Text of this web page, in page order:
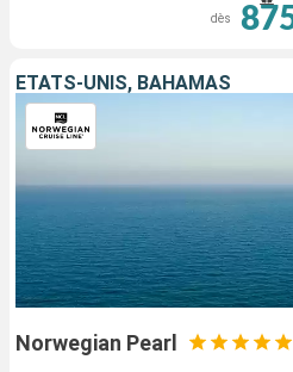
dès
ÉTATS-UNIS, BAHAMAS
Norwegian Pearl